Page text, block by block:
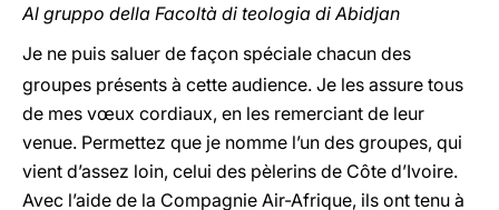
Al gruppo della Facoltà di teologia di Abidjan
Je ne puis saluer de façon spéciale chacun des
groupes présents à cette audience. Je les assure tous
de mes vœux cordiaux, en les remerciant de leur
venue. Permettez que je nomme l’un des groupes, qui
vient d’assez loin, celui des pèlerins de Côte d’Ivoire.
Avec l’aide de la Compagnie Air-Afrique, ils ont tenu à